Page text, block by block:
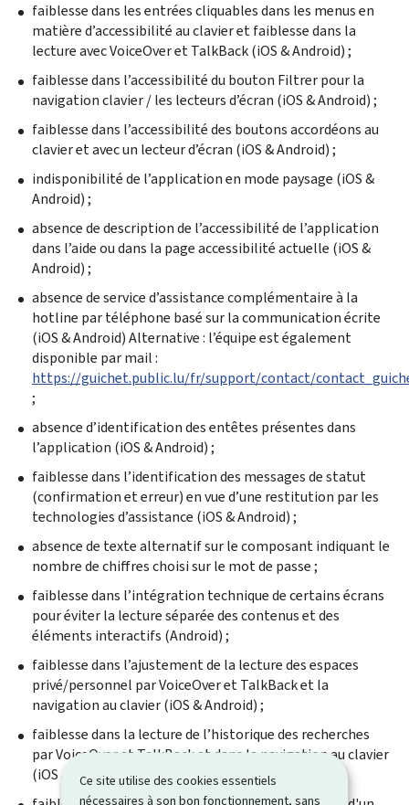
Ce site utilise des cookies essentiels
nécessaires à son bon fonctionnement, sans
faiblesse dans les entrées cliquables dans les menus en
matière d’accessibilité au clavier et faiblesse dans la
lecture avecVoiceOveretTalkBack(iOS & Android) ;
faiblesse dans l’accessibilité du bouton Filtrer pour la
navigation clavier / les lecteurs d’écran (iOS & Android) ;
faiblesse dans l’accessibilité des boutons accordéons au
clavier et avec un lecteur d’écran (iOS & Android) ;
indisponibilité de l’application en mode paysage (iOS &
Android) ;
absence de description de l’accessibilité de l’application
dans l’aide ou dans la page accessibilité actuelle (iOS &
Android) ;
absence de service d’assistance complémentaire à la
hotline par téléphone basé sur la communication écrite
(iOS & Android) Alternative : l’équipe est également
disponible par mail :
https://guichet.public.lu/fr/support/contact/
;
absence d’identification des entêtes présentes dans
l’application (iOS & Android) ;
faiblesse dans l’identification des messages de statut
(confirmation et erreur) en vue d’une restitution par les
technologies d’assistance (iOS & Android) ;
absence de texte alternatif sur le composant indiquant le
nombre de chiffres choisi sur le mot de passe ;
faiblesse dans l’intégration technique de certains écrans
pour éviter la lecture séparée des contenus et des
éléments interactifs (Android) ;
faiblesse dans l’ajustement de la lecture des espaces
privé/personnel parVoiceOveretTalkBacket la
navigation au clavier (iOS & Android) ;
faiblesse dans la lecture de l’historique des recherches
parVoiceOveretTalkBacket dans la navigation au clavier
(iOS & Android) ;